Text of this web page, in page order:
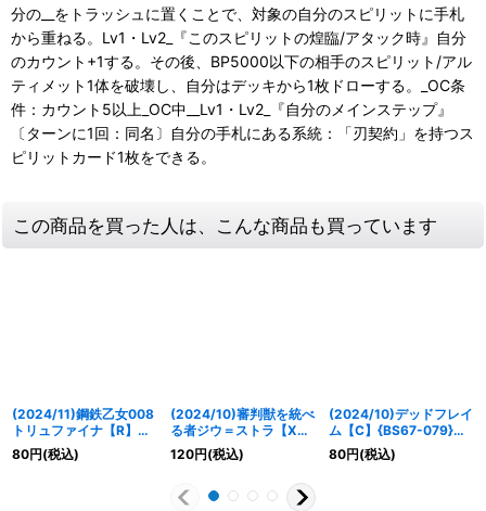
分の__をトラッシュに置くことで、対象の自分のスピリットに手札
から重ねる。Lv1・Lv2_『このスピリットの煌臨/アタック時』自分
のカウント+1する。その後、BP5000以下の相手のスピリット/アル
ティメット1体を破壊し、自分はデッキから1枚ドローする。_OC条
件：カウント5以上_OC中__Lv1・Lv2_『自分のメインステップ』
〔ターンに1回：同名〕自分の手札にある系統：「刃契約」を持つス
ピリットカード1枚をできる。
この商品を買った人は、こんな商品も買っています
(2024/11)鋼鉄乙女008
トリュファイナ【R】
{BS68-043}《白》
80円(税込)
(2024/10)審判獣を統べ
る者ジウ＝ストラ【X】
{BS67-X01}《赤》
120円(税込)
(2024/10)デッドフレイ
ム【C】{BS67-079}
《赤》
80円(税込)